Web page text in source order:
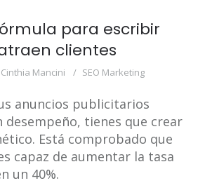
para escribir
clientes
Cinthia Mancini SEO Marketing
anuncios publicitarios
desempeño, tienes que crear
Está comprobado que
capaz de aumentar la tasa
un 40%.